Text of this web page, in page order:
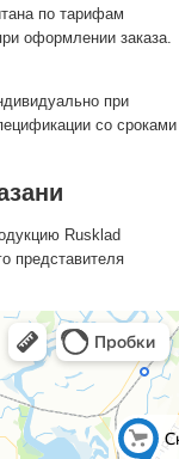
по тарифам
оформлении заказа.
при
со сроками
Rusklad
представителя